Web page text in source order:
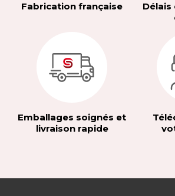
Fabrication française
Emballages soignés et
livraison rapide